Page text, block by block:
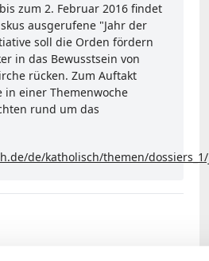
zum 2. Februar 2016 findet
ausgerufene "Jahr der
soll die Orden fördern
in das Bewusstsein von
rücken. Zum Auftakt
in einer Themenwoche
rund um das
de/katholisch/themen/